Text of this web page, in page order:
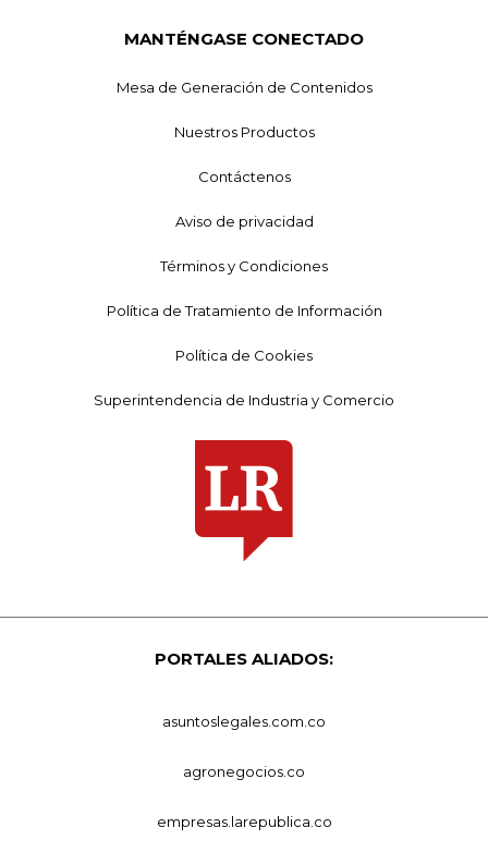
MANTÉNGASE CONECTADO
Mesa de Generación de Contenidos
Nuestros Productos
Contáctenos
Aviso de privacidad
Términos y Condiciones
Política de Tratamiento de Información
Política de Cookies
Superintendencia de Industria y Comercio
PORTALES ALIADOS:
asuntoslegales.com.co
agronegocios.co
empresas.larepublica.co